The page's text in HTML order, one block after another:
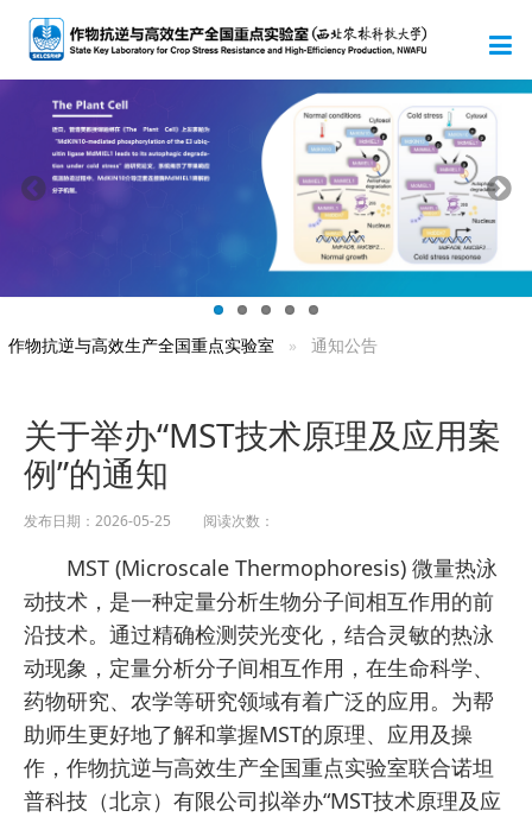
作物抗逆与高效生产全国重点实验室 通知公告
关于举办“MST技术原理及应用案
例”的通知
发布日期：2026-05-25 阅读次数：
MST (Microscale Thermophoresis) 微量热泳
动技术，是一种定量分析生物分子间相互作用的前
沿技术。通过精确检测荧光变化，结合灵敏的热泳
动现象，定量分析分子间相互作用，在生命科学、
药物研究、农学等研究领域有着广泛的应用。为帮
助师生更好地了解和掌握MST的原理、应用及操
作，作物抗逆与高效生产全国重点实验室联合诺坦
普科技（北京）有限公司拟举办“MST技术原理及应